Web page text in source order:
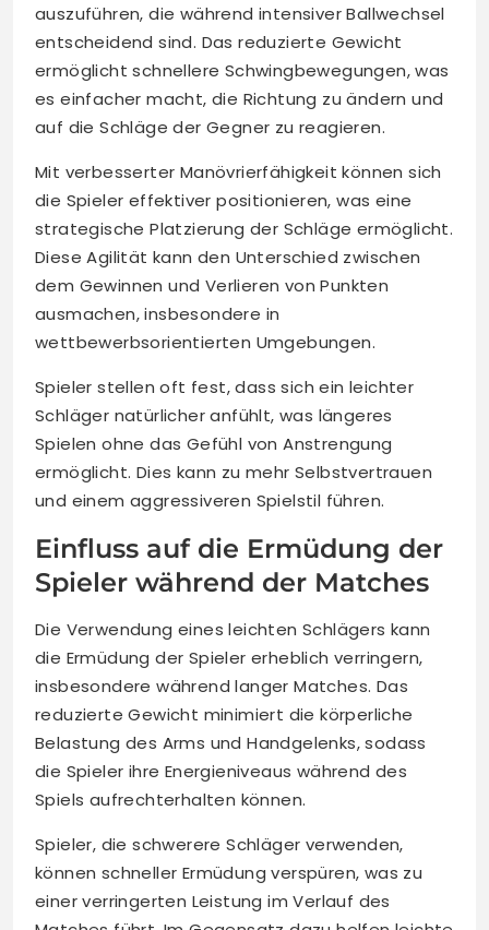
auszuführen, die während intensiver Ballwechsel
entscheidend sind. Das reduzierte Gewicht
ermöglicht schnellere Schwingbewegungen, was
es einfacher macht, die Richtung zu ändern und
auf die Schläge der Gegner zu reagieren.
Mit verbesserter Manövrierfähigkeit können sich
die Spieler effektiver positionieren, was eine
strategische Platzierung der Schläge ermöglicht.
Diese Agilität kann den Unterschied zwischen
dem Gewinnen und Verlieren von Punkten
ausmachen, insbesondere in
wettbewerbsorientierten Umgebungen.
Spieler stellen oft fest, dass sich ein leichter
Schläger natürlicher anfühlt, was längeres
Spielen ohne das Gefühl von Anstrengung
ermöglicht. Dies kann zu mehr Selbstvertrauen
und einem aggressiveren Spielstil führen.
Einfluss auf die Ermüdung der
Spieler während der Matches
Die Verwendung eines leichten Schlägers kann
die Ermüdung der Spieler erheblich verringern,
insbesondere während langer Matches. Das
reduzierte Gewicht minimiert die körperliche
Belastung des Arms und Handgelenks, sodass
die Spieler ihre Energieniveaus während des
Spiels aufrechterhalten können.
Spieler, die schwerere Schläger verwenden,
können schneller Ermüdung verspüren, was zu
einer verringerten Leistung im Verlauf des